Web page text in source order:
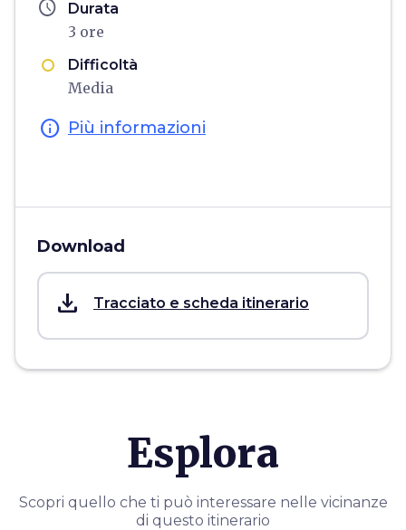
schedule Durata
3 ore
Difficoltà
Media
info Più informazioni
Download
save_alt Tracciato e scheda itinerario
Esplora
Scopri quello che ti può interessare nelle vicinanze
di questo itinerario